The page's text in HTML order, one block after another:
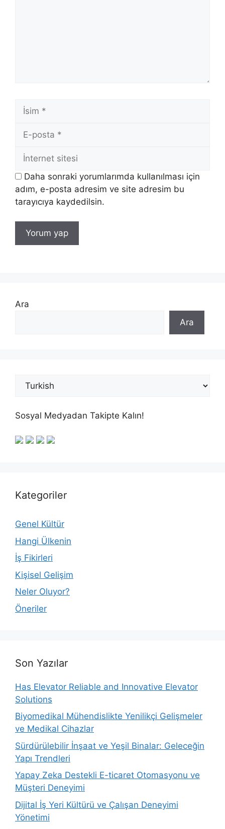
İsim
posta
İnternet
Daha sonraki yorumlarımda kullanılması için
adım, e-posta adresim ve site adresim bu
tarayıcıya kaydedilsin.
Ara
Ara
Sosyal Medyadan Takipte Kalın!
Kategoriler
Genel Kültür
Hangi Ülkenin
İş Fikirleri
Kişisel Gelişim
Neler Oluyor?
Öneriler
Son Yazılar
Has Elevator Reliable and Innovative Elevator
Solutions
Biyomedikal Mühendislikte Yenilikçi Gelişmeler
ve Medikal Cihazlar
Sürdürülebilir İnşaat ve Yeşil Binalar: Geleceğin
Yapı Trendleri
Yapay Zeka Destekli E-ticaret Otomasyonu ve
Müşteri Deneyimi
Dijital İş Yeri Kültürü ve Çalışan Deneyimi
Yönetimi